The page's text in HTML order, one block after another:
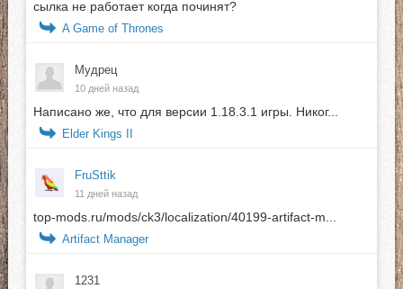
сылка не работает когда починят?
A Game of Thrones
Мудрец
10 дней назад
Написано же, что для версии 1.18.3.1 игры. Никог...
Elder Kings II
FruSttik
11 дней назад
top-mods.ru/mods/ck3/localization/40199-artifact-m...
Artifact Manager
1231